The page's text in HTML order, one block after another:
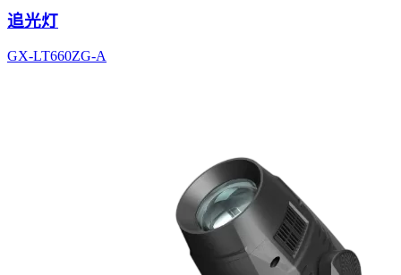
追光灯
GX-LT660ZG-A